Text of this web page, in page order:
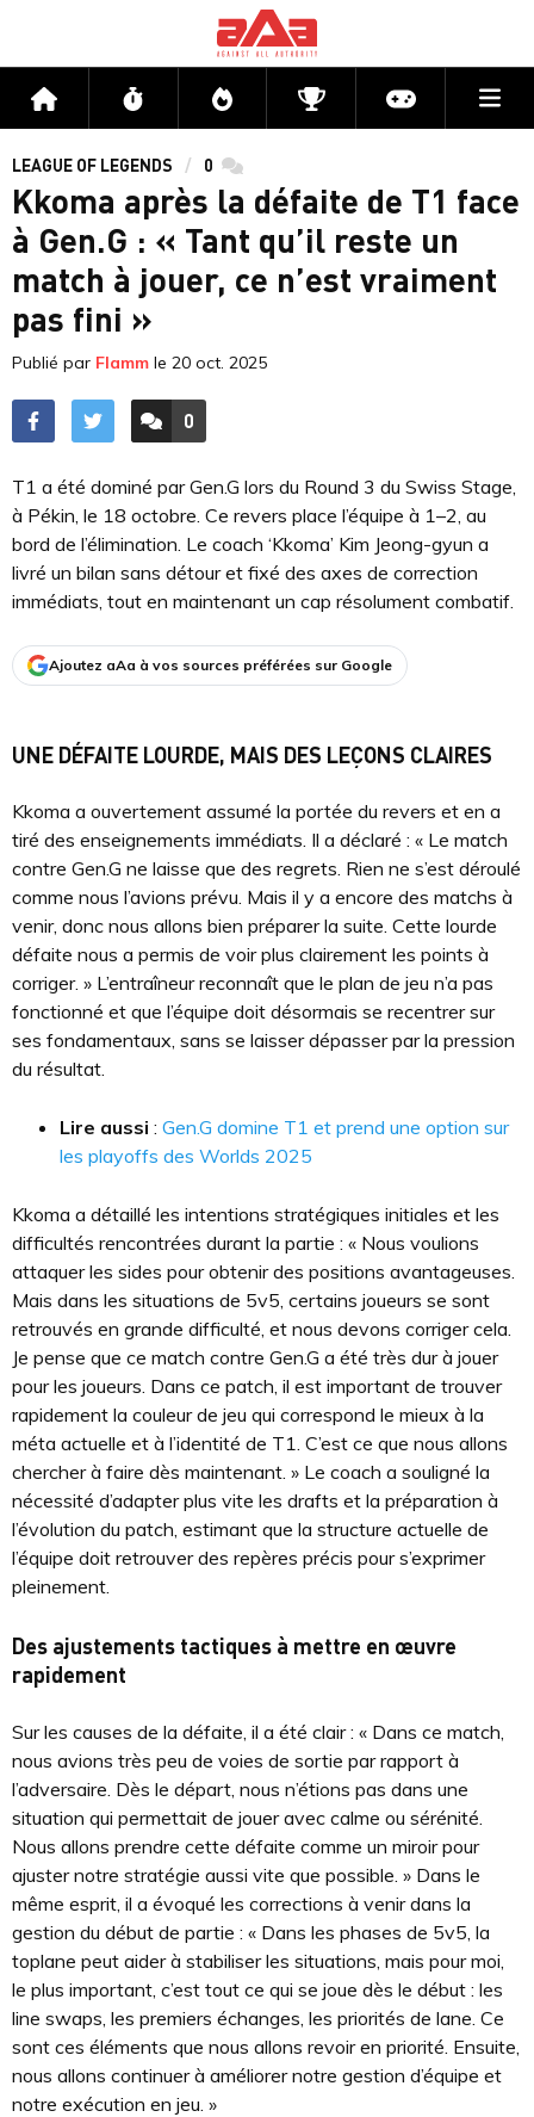
Accueil Flux Directs CompétitionsActu jeux
LEAGUE OF LEGENDS 0 commentaires
Kkoma après la défaite de T1 face
à Gen.G : « Tant qu’il reste un
match à jouer, ce n’est vraiment
pas fini »
Publié par Flamm le 20 oct. 2025
ACCÉDER AUX
0
COMMENTAIRES
T1 a été dominé par Gen.G lors du Round 3 du Swiss Stage,
à Pékin, le 18 octobre. Ce revers place l’équipe à 1–2, au
bord de l’élimination. Le coach ‘Kkoma’ Kim Jeong-gyun a
livré un bilan sans détour et fixé des axes de correction
immédiats, tout en maintenant un cap résolument combatif.
Ajoutez aAa à vos sources préférées sur Google
UNE DÉFAITE LOURDE, MAIS DES LEÇONS CLAIRES
Kkoma a ouvertement assumé la portée du revers et en a
tiré des enseignements immédiats. Il a déclaré : « Le match
contre Gen.G ne laisse que des regrets. Rien ne s’est déroulé
comme nous l’avions prévu. Mais il y a encore des matchs à
venir, donc nous allons bien préparer la suite. Cette lourde
défaite nous a permis de voir plus clairement les points à
corriger. » L’entraîneur reconnaît que le plan de jeu n’a pas
fonctionné et que l’équipe doit désormais se recentrer sur
ses fondamentaux, sans se laisser dépasser par la pression
du résultat.
Lire aussi : Gen.G domine T1 et prend une option sur
les playoffs des Worlds 2025
Kkoma a détaillé les intentions stratégiques initiales et les
difficultés rencontrées durant la partie : « Nous voulions
attaquer les sides pour obtenir des positions avantageuses.
Mais dans les situations de 5v5, certains joueurs se sont
retrouvés en grande difficulté, et nous devons corriger cela.
Je pense que ce match contre Gen.G a été très dur à jouer
pour les joueurs. Dans ce patch, il est important de trouver
rapidement la couleur de jeu qui correspond le mieux à la
méta actuelle et à l’identité de T1. C’est ce que nous allons
chercher à faire dès maintenant. » Le coach a souligné la
nécessité d’adapter plus vite les drafts et la préparation à
l’évolution du patch, estimant que la structure actuelle de
l’équipe doit retrouver des repères précis pour s’exprimer
pleinement.
Des ajustements tactiques à mettre en œuvre
rapidement
Sur les causes de la défaite, il a été clair : « Dans ce match,
nous avions très peu de voies de sortie par rapport à
l’adversaire. Dès le départ, nous n’étions pas dans une
situation qui permettait de jouer avec calme ou sérénité.
Nous allons prendre cette défaite comme un miroir pour
ajuster notre stratégie aussi vite que possible. » Dans le
même esprit, il a évoqué les corrections à venir dans la
gestion du début de partie : « Dans les phases de 5v5, la
toplane peut aider à stabiliser les situations, mais pour moi,
le plus important, c’est tout ce qui se joue dès le début : les
line swaps, les premiers échanges, les priorités de lane. Ce
sont ces éléments que nous allons revoir en priorité. Ensuite,
nous allons continuer à améliorer notre gestion d’équipe et
notre exécution en jeu. »